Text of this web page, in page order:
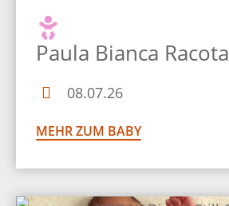
Paula Bianca Racota
08.07.26
MEHR ZUM BABY